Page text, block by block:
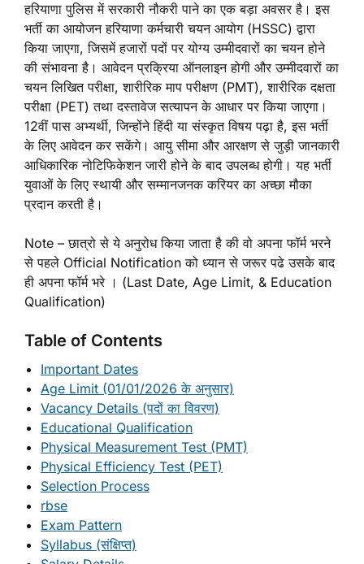
हरियाणा पुलिस में सरकारी नौकरी पाने का एक बड़ा अवसर है। इस
भर्ती का आयोजन हरियाणा कर्मचारी चयन आयोग (HSSC) द्वारा
किया जाएगा, जिसमें हजारों पदों पर योग्य उम्मीदवारों का चयन होने
की संभावना है। आवेदन प्रक्रिया ऑनलाइन होगी और उम्मीदवारों का
चयन लिखित परीक्षा, शारीरिक माप परीक्षण (PMT), शारीरिक दक्षता
परीक्षा (PET) तथा दस्तावेज सत्यापन के आधार पर किया जाएगा।
12वीं पास अभ्यर्थी, जिन्होंने हिंदी या संस्कृत विषय पढ़ा है, इस भर्ती
के लिए आवेदन कर सकेंगे। आयु सीमा और आरक्षण से जुड़ी जानकारी
आधिकारिक नोटिफिकेशन जारी होने के बाद उपलब्ध होगी। यह भर्ती
युवाओं के लिए स्थायी और सम्मानजनक करियर का अच्छा मौका
प्रदान करती है।
Note – छात्रो से ये अनुरोध किया जाता है की वो अपना फॉर्म भरने
से पहले Official Notification को ध्यान से जरूर पढे उसके बाद
ही अपना फॉर्म भरे । (Last Date, Age Limit, & Education
Qualification)
Table of Contents
Important Dates
Age Limit (01/01/2026 के अनुसार)
Vacancy Details (पदों का विवरण)
Educational Qualification
Physical Measurement Test (PMT)
Physical Efficiency Test (PET)
Selection Process
rbse
Exam Pattern
Syllabus (संक्षिप्त)